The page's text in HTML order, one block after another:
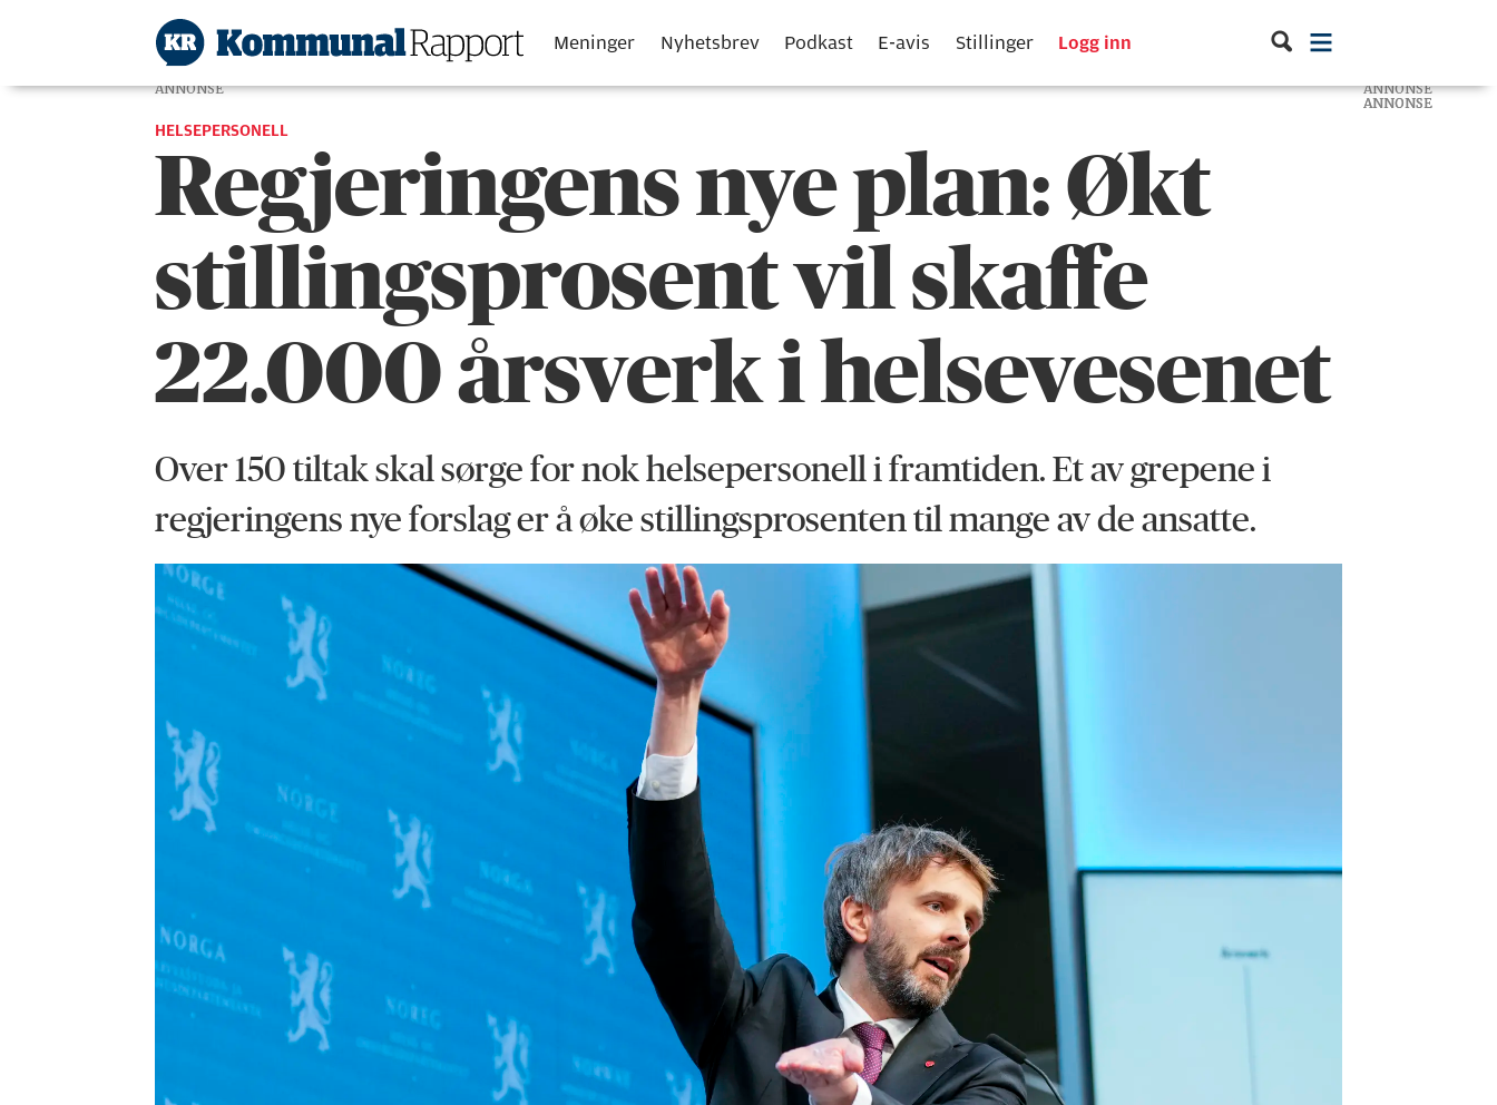
Meninger Nyhetsbrev Podkast E-avis Stillinger Logg inn
ANNONSE
HELSEPERSONELL
Regjeringens nye plan: Økt
stillingsprosent vil skaffe
22.000 årsverk i helsevesenet
Over 150 tiltak skal sørge for nok helsepersonell i framtiden. Et av grepene i
regjeringens nye forslag er å øke stillingsprosenten til mange av de ansatte.
ANNONSE
ANNONSE
ANNONSE